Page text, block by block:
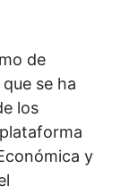
de
se ha
los
y